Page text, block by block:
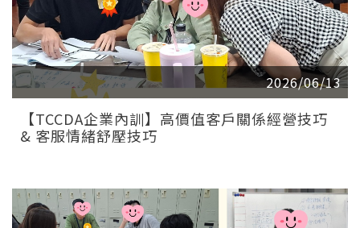
2026/06/13
【TCCDA企業內訓】高價值客戶關係經營技巧
& 客服情緒舒壓技巧